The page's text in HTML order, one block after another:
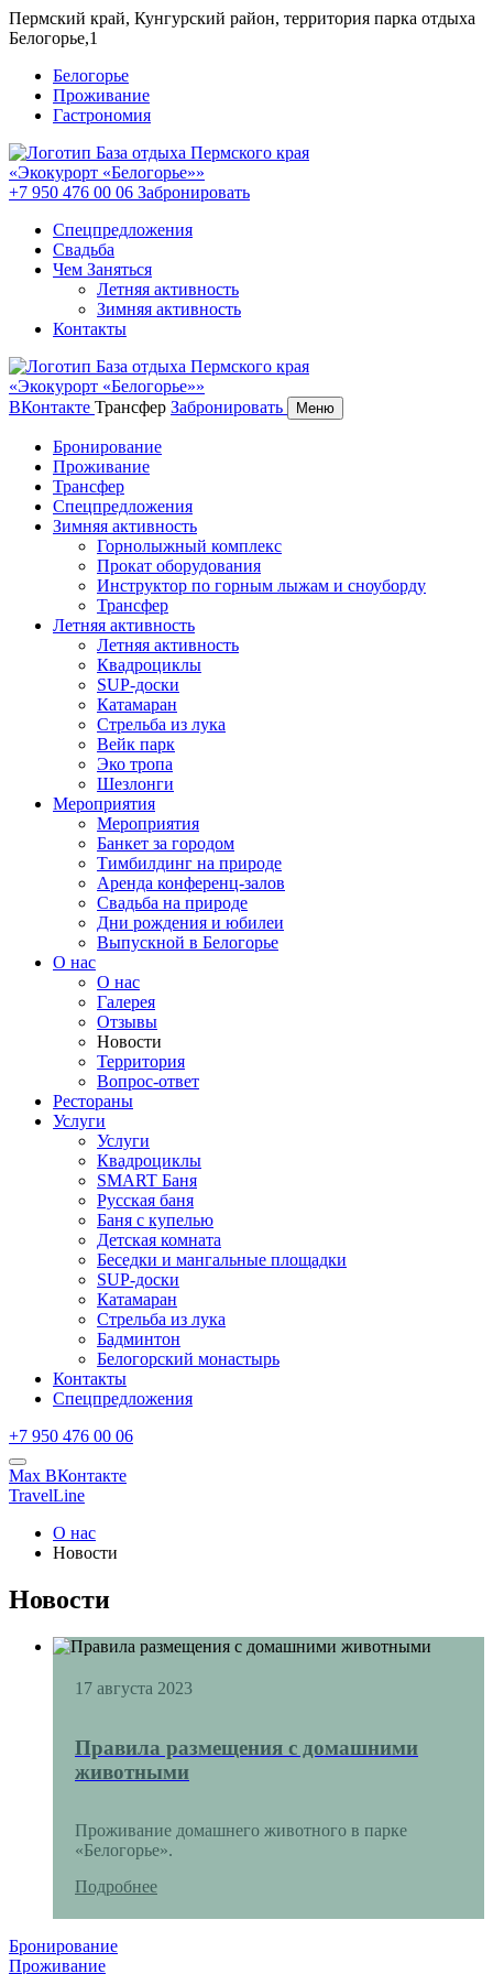
Пермский край, Кунгурский район, территория парка отдыха
Белогорье,1
Белогорье
Проживание
Гастрономия
+7 950 476 00 06 Забронировать
Спецпредложения
Свадьба
Чем Заняться
Летняя активность
Зимняя активность
Контакты
ВКонтакте Трансфер Забронировать Меню
Бронирование
Проживание
Трансфер
Спецпредложения
Зимняя активность
Горнолыжный комплекс
Прокат оборудования
Инструктор по горным лыжам и сноуборду
Трансфер
Летняя активность
Летняя активность
Квадроциклы
SUP-доски
Катамаран
Стрельба из лука
Вейк парк
Эко тропа
Шезлонги
Мероприятия
Мероприятия
Банкет за городом
Тимбилдинг на природе
Аренда конференц-залов
Свадьба на природе
Дни рождения и юбилеи
Выпускной в Белогорье
О нас
О нас
Галерея
Отзывы
Новости
Территория
Вопрос-ответ
Рестораны
Услуги
Услуги
Квадроциклы
SMART Баня
Русская баня
Баня с купелью
Детская комната
Беседки и мангальные площадки
SUP-доски
Катамаран
Стрельба из лука
Бадминтон
Белогорский монастырь
Контакты
Спецпредложения
+7 950 476 00 06
Max ВКонтакте
TravelLine
О нас
Новости
Новости
17 августа 2023
Правила размещения с домашними
животными
Проживание домашнего животного в парке
«Белогорье».
Подробнее
Бронирование
Проживание